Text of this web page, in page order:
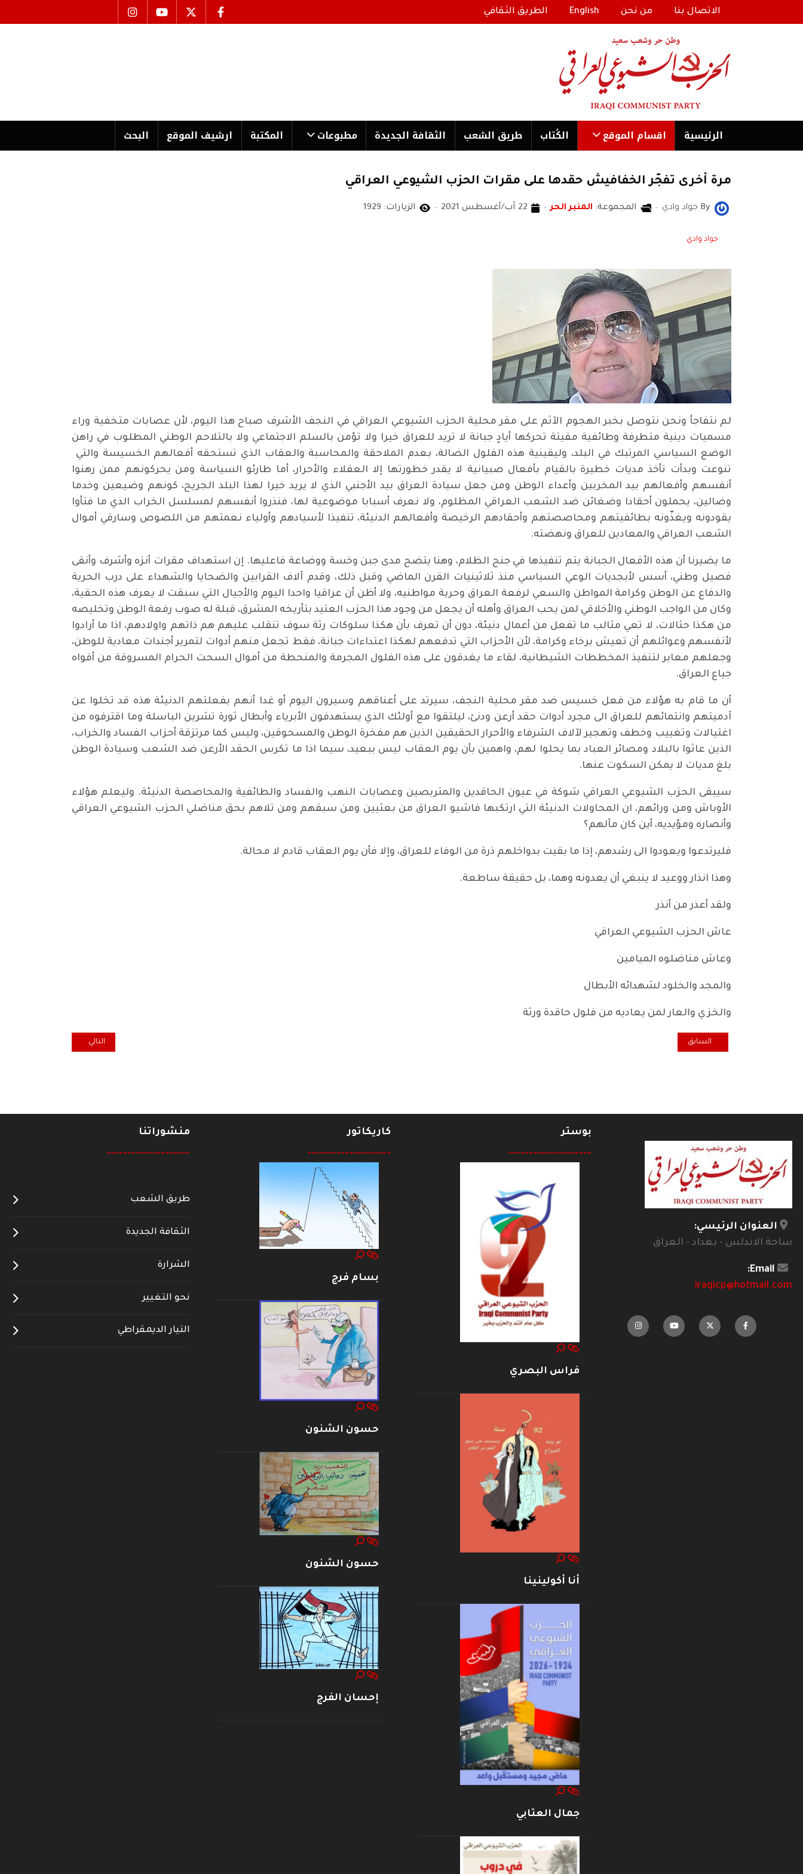
الاتصال بنا من نحن English الطريق الثقافي
الرئیسية اقسام الموقع الكُتاب طریق الشعب الثقافة الجدیدة مطبوعات المكتبة ارشیف الموقع البحث
مرة أخرى تفجّر الخفافيش حقدها على مقرات الحزب الشيوعي العراقي
By جواد وادي المجموعة: المنبر الحر 22 آب/أغسطس 2021 الزيارات: 1929
جواد وادي
لم نتفاجأ ونحن نتوصل بخبر الهجوم الآثم على مقر محلية الحزب الشيوعي العراقي في النجف الأشرف صباح هذا اليوم، لأن عصابات متخفية وراء
مسميات دينية متطرفة وطائفية مقيتة تحركها أيادٍ جبانة لا تريد للعراق خيرا ولا تؤمن بالسلم الاجتماعي ولا بالتلاحم الوطني المطلوب في راهن
الوضع السياسي المرتبك في البلد، وليقينية هذه الفلول الضالة، بعدم الملاحقة والمحاسبة والعقاب الذي تستحقه أفعالهم الخسيسة والتي
تنوعت وبدأت تأخذ مديات خطيرة بالقيام بأفعال صبيانية لا يقدر خطورتها إلا العقلاء والأحرار، أما طارئو السياسة ومن يحركونهم ممن رهنوا
أنفسهم وأفعالهم بيد المخربين وأعداء الوطن ومن جعل سيادة العراق بيد الأجنبي الذي لا يريد خيرا لهذا البلد الجريح، كونهم وضيعين وخدما
وضالين، يحملون أحقادا وضغائن ضد الشعب العراقي المظلوم، ولا نعرف أسبابا موضوعية لها، فنذروا أنفسهم لمسلسل الخراب الذي ما فتأوا
يقودونه ويغذّونه بطائفيتهم ومحاصصتهم وأحقادهم الرخيصة وأفعالهم الدنيئة، تنفيذا لأسيادهم وأولياء نعمتهم من اللصوص وسارقي أموال
الشعب العراقي والمعادين للعراق ونهضته.
ما يضيرنا أن هذه الأفعال الجبانة يتم تنفيذها في جنح الظلام، وهنا يتضح مدى جبن وخسة ووضاعة فاعليها. إن استهداف مقرات أنزه وأشرف وأنقى
فصيل وطني، أسس لأبجديات الوعي السياسي منذ ثلاثينيات القرن الماضي وقبل ذلك، وقدم آلاف القرابين والضحايا والشهداء على درب الحرية
والدفاع عن الوطن وكرامة المواطن والسعي لرفعة العراق وحرية مواطنيه، ولا أظن أن عراقيا واحدا اليوم والأجيال التي سبقت لا يعرف هذه الحقية،
وكان من الواجب الوطني والأخلاقي لمن يحب العراق وأهله أن يجعل من وجود هذا الحزب العتيد بتأريخه المشرق، قبلة له صوب رفعة الوطن وتخليصه
من هكذا حثالات، لا تعي مثالب ما تفعل من أعمال دنيئة، دون أن تعرف بأن هكذا سلوكات رثة سوف تنقلب عليهم هم ذاتهم واولادهم، اذا ما أرادوا
لأنفسهم وعوائلهم أن تعيش برخاء وكرامة، لأن الأحزاب التي تدفعهم لهكذا اعتداءات جبانة، فقط تجعل منهم أدوات لتمرير أجندات معادية للوطن،
وجعلهم معابر لتنفيذ المخططات الشيطانية، لقاء ما يغدقون على هذه الفلول المجرمة والمنحطة من أموال السحت الحرام المسروقة من أفواه
جياع العراق.
أن ما قام به هؤلاء من فعل خسيس ضد مقر محلية النجف، سيرتد على أعناقهم وسيرون اليوم أو غدا أنهم بفعلتهم الدنيئة هذه قد تخلوا عن
آدميتهم وانتمائهم للعراق الى مجرد أدوات حقد أرعن ودنئ، ليلتقوا مع أولئك الذي يستهدفون الأبرياء وأبطال ثورة تشرين الباسلة وما اقترفوه من
اغتيالات وتغييب وخطف وتهجير لآلاف الشرفاء والأحرار الحقيقين الذين هم مفخرة الوطن والمسحوقين، وليس كما مرتزقة أحزاب الفساد والخراب،
الذين عاثوا بالبلاد ومصائر العباد بما يحلوا لهم، واهمين بأن يوم العقاب ليس ببعيد، سيما اذا ما تكرس الحقد الأرعن ضد الشعب وسيادة الوطن
بلغ مديات لا يمكن السكوت عنها.
سيبقى الحزب الشيوعي العراقي شوكة في عيون الحاقدين والمتربصين وعصابات النهب والفساد والطائفية والمحاصصة الدنيئة. وليعلم هؤلاء
الأوباش ومن ورائهم، ان المحاولات الدنيئة التي ارتكبها فاشيو العراق من بعثيين ومن سبقهم ومن تلاهم بحق مناضلي الحزب الشيوعي العراقي
وأنصاره ومؤيديه، أين كان مآلهم؟
فليرتدعوا ويعودوا الى رشدهم، إذا ما بقيت بدواخلهم ذرة من الوفاء للعراق، وإلا فأن يوم العقاب قادم لا محالة.
وهذا انذار ووعيد لا ينبغي أن يعدونه وهما، بل حقيقة ساطعة.
ولقد أعذر من أنذر
عاش الحزب الشيوعي العراقي
وعاش مناضلوه الميامين
والمجد والخلود لشهدائه الأبطال
والخزي والعار لمن يعاديه من فلول حاقدة ورثة
المقال السابق: طالبان في أسئلة وأجوبة ما تحتاج لمعرفته حول أسياد أفغانستان الجدد/ سرغييه أوسيبوف
السابق المقال التالي: الوطنية العراقية
التالي
العنوان الرئيسي:
ساحة الاندلس - بغداد - العراق
Email:
iraqicp@hotmail.com
بوستر
--------------------
فراس البصري
أنا أكولينينا
جمال العتابي
كاريكاتور
--------------------
بسام فرج
حسون الشنون
حسون الشنون
إحسان الفرج
منشوراتنا
--------------------
طريق الشعب
الثقافة الجديدة
الشرارة
نحو التغيير
التيار الديمقراطي